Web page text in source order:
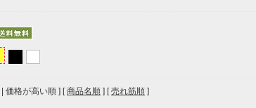
| 価格が高い順 ] [商品名順 ] [売れ筋順 ]